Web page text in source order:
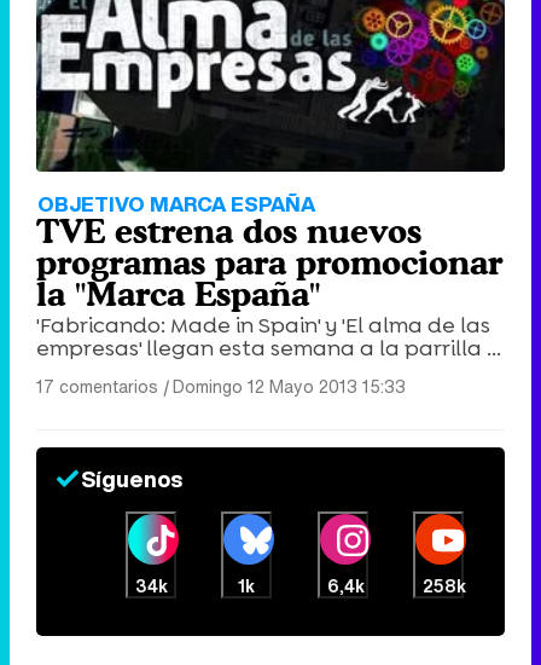
OBJETIVO MARCA ESPAÑA
TVE estrena dos nuevos
programas para promocionar
la "Marca España"
'Fabricando: Made in Spain' y 'El alma de las
empresas' llegan esta semana a la parrilla ...
17 comentarios |Domingo 12 Mayo 2013 15:33
Síguenos
34k 1k 6,4k 258k